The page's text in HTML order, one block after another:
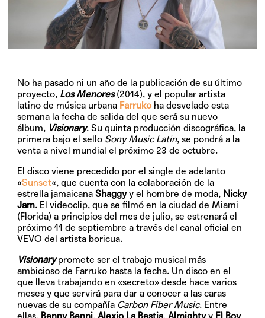
No ha pasado ni un año de la publicación de su último
proyecto, Los Menores (2014), y el popular artista
latino de música urbana Farrukoha desvelado esta
semana la fecha de salida del que será su nuevo
álbum, Visionary. Su quinta producción discográfica, la
primera bajo el sello Sony Music Latin, se pondrá a la
venta a nivel mundial el próximo 23 de octubre.
El disco viene precedido por el single de adelanto
«Sunset«, que cuenta con la colaboración de la
estrella jamaicanaShaggyy el hombre de moda, Nicky
Jam. El videoclip, que se filmó en la ciudad de Miami
(Florida) a principios del mes de julio, se estrenará el
próximo 11 de septiembre a través del canal oficial en
VEVO del artista boricua.
Visionarypromete ser el trabajo musical más
ambicioso de Farruko hasta la fecha. Un disco en el
que lleva trabajando en «secreto» desde hace varios
meses y que servirá para dar a conocer a las caras
nuevas de su compañía Carbon Fiber Music. Entre
ellas, Benny Benni,Alexio La Bestia,Almightyy El Boy